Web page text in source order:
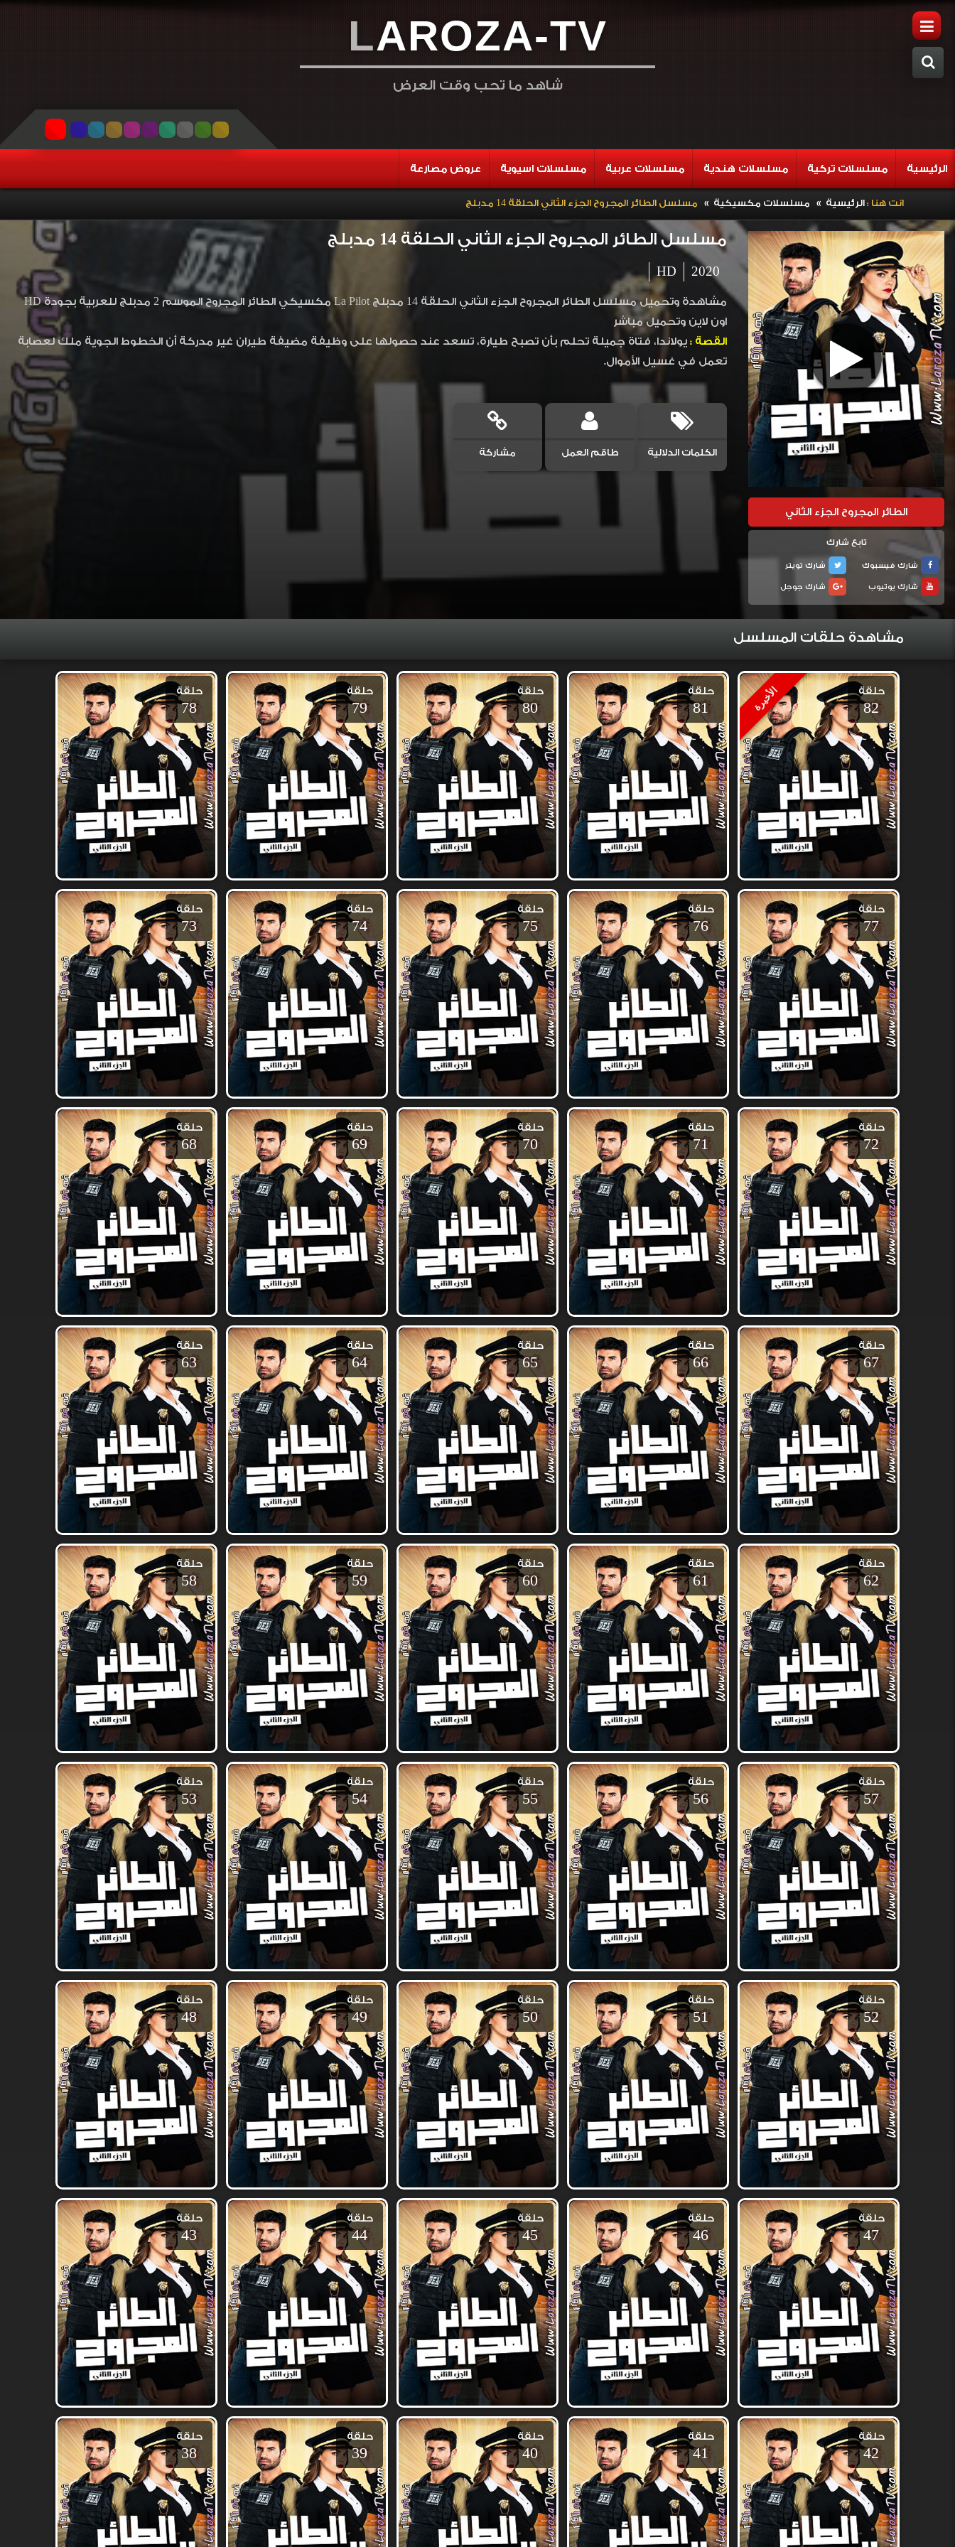
LAROZA-TV
شاهد ما تحب وقت العرض
الرئيسية مسلسلات تركية مسلسلات هندية مسلسلات عربية مسلسلات اسيوية عروض مصارعة
انت هنا :الرئيسية » مسلسلات مكسيكية » مسلسل الطائر المجروح الجزء الثاني الحلقة 14 مدبلج
الطائر المجروح الجزء الثاني
تابع شارك
شارك فيسبوك
شارك تويتر
شارك يوتيوب
شارك جوجل
مسلسل الطائر المجروح الجزء الثاني الحلقة 14 مدبلج
2020
HD
مشاهدة وتحميل مسلسل الطائر المجروح الجزء الثاني الحلقة 14 مدبلج La Pilot مكسيكي الطائر المجروح الموسم 2 مدبلج للعربية بجودة HD
اون لاين وتحميل مباشر
القصة :يولاندا، فتاة جميلة تحلم بأن تصبح طيارة، تسعد عند حصولها على وظيفة مضيفة طيران غير مدركة أن الخطوط الجوية ملك لعصابة
تعمل في غسيل الأموال.
الكلمات الدلالية طاقم العمل مشاركة
مشاهدة حلقات المسلسل
الأخيرة حلقة
82
حلقة
81
حلقة
80
حلقة
79
حلقة
78
حلقة
77
حلقة
76
حلقة
75
حلقة
74
حلقة
73
حلقة
72
حلقة
71
حلقة
70
حلقة
69
حلقة
68
حلقة
67
حلقة
66
حلقة
65
حلقة
64
حلقة
63
حلقة
62
حلقة
61
حلقة
60
حلقة
59
حلقة
58
حلقة
57
حلقة
56
حلقة
55
حلقة
54
حلقة
53
حلقة
52
حلقة
51
حلقة
50
حلقة
49
حلقة
48
حلقة
47
حلقة
46
حلقة
45
حلقة
44
حلقة
43
حلقة
42
حلقة
41
حلقة
40
حلقة
39
حلقة
38